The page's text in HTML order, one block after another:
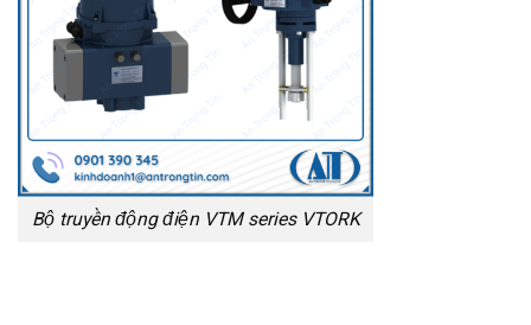
Bộ truyền động điện VTM series VTORK